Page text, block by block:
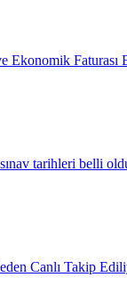
Ekonomik Faturası
tarihleri belli
Canlı Takip